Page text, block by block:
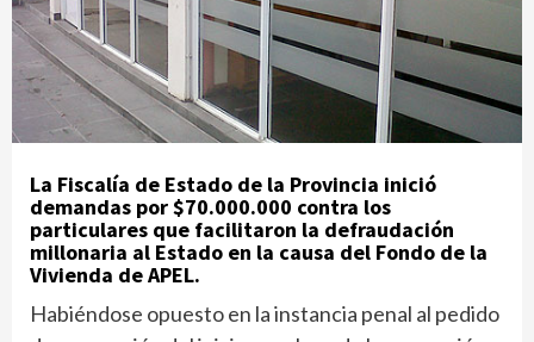
La Fiscalía de Estado de la Provincia inició
demandas por $70.000.000 contra los
particulares que facilitaron la defraudación
millonaria al Estado en la causa del Fondo de la
Vivienda de APEL.
Habiéndose opuesto en la instancia penal al pedido